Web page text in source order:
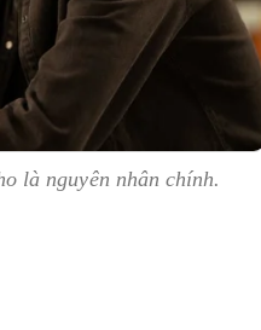
là nguyên nhân chính.